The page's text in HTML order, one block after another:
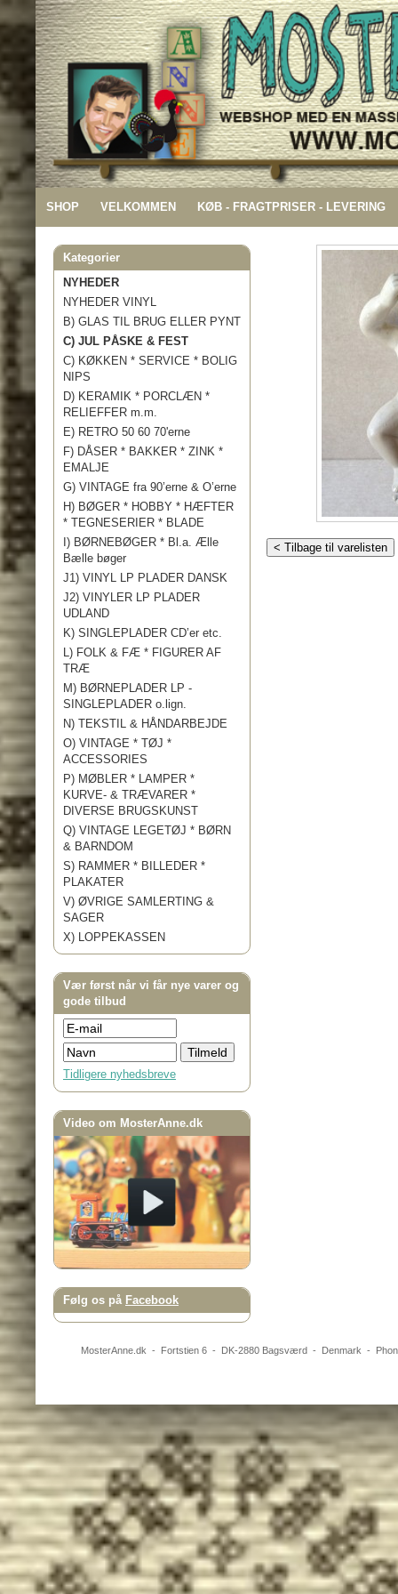
SHOP VELKOMMEN KØB - FRAGTPRISER - LEVERING
Kategorier
NYHEDER
NYHEDER VINYL
B) GLAS TIL BRUG ELLER PYNT
C) JUL PÅSKE & FEST
C) KØKKEN * SERVICE * BOLIG
NIPS
D) KERAMIK * PORCLÆN *
RELIEFFER m.m.
E) RETRO 50 60 70'erne
F) DÅSER * BAKKER * ZINK *
EMALJE
G) VINTAGE fra 90’erne & O’erne
H) BØGER * HOBBY * HÆFTER
* TEGNESERIER * BLADE
I) BØRNEBØGER * Bl.a. Ælle
Bælle bøger
J1) VINYL LP PLADER DANSK
J2) VINYLER LP PLADER
UDLAND
K) SINGLEPLADER CD’er etc.
L) FOLK & FÆ * FIGURER AF
TRÆ
M) BØRNEPLADER LP -
SINGLEPLADER o.lign.
N) TEKSTIL & HÅNDARBEJDE
O) VINTAGE * TØJ *
ACCESSORIES
P) MØBLER * LAMPER *
KURVE- & TRÆVARER *
DIVERSE BRUGSKUNST
Q) VINTAGE LEGETØJ * BØRN
& BARNDOM
S) RAMMER * BILLEDER *
PLAKATER
V) ØVRIGE SAMLERTING &
SAGER
X) LOPPEKASSEN
Vær først når vi får nye varer og
gode tilbud
Tidligere nyhedsbreve
Video om MosterAnne.dk
Følg os på Facebook
< Tilbage til varelisten
MosterAnne.dk - Fortstien 6- DK-2880 Bagsværd- Denmark -